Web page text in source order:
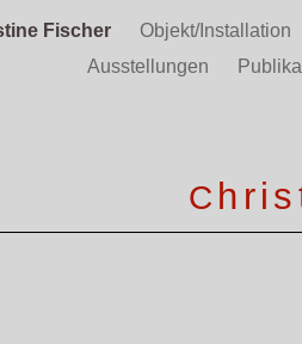
Fischer
Objekt/Installation
Ausstellungen
C